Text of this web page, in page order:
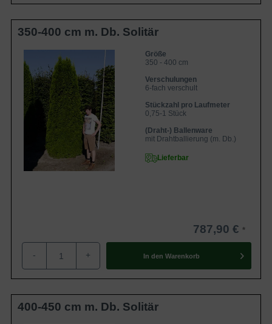
350-400 cm m. Db. Solitär
Größe
350 - 400 cm
Verschulungen
6-fach verschult
Stückzahl pro Laufmeter
0,75-1 Stück
(Draht-) Ballenware
mit Drahtballierung (m. Db.)
Lieferbar
787,90 €
- + In den Warenkorb
400-450 cm m. Db. Solitär